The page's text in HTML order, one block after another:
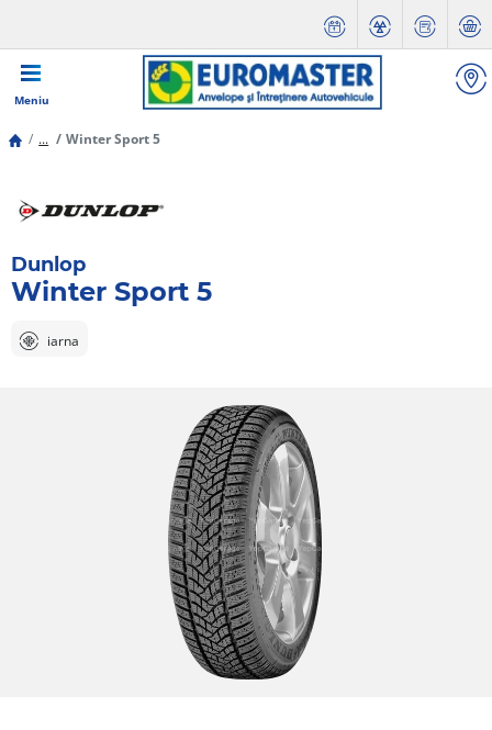
Meniu
... Winter Sport 5
Dunlop
Winter Sport 5
iarna